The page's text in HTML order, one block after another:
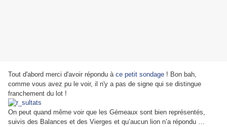
Tout d'abord merci d'avoir répondu à ce petit sondage ! Bon bah,
comme vous avez pu le voir, il n'y a pas de signe qui se distingue
franchement du lot !
On peut quand même voir que les Gémeaux sont bien représentés,
suivis des Balances et des Vierges et qu’aucun lion n’a répondu …